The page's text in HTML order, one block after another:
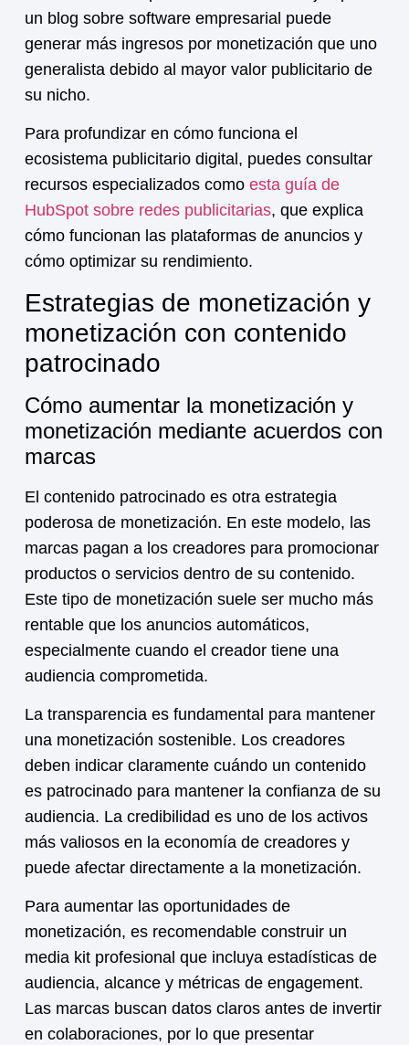
un blog sobre software empresarial puede
generar más ingresos por monetización que uno
generalista debido al mayor valor publicitario de
su nicho.
Para profundizar en cómo funciona el
ecosistema publicitario digital, puedes consultar
recursos especializados como esta guía de
HubSpot sobre redes publicitarias, que explica
cómo funcionan las plataformas de anuncios y
cómo optimizar su rendimiento.
Estrategias de monetización y
monetización con contenido
patrocinado
Cómo aumentar la monetización y
monetización mediante acuerdos con
marcas
El contenido patrocinado es otra estrategia
poderosa de monetización. En este modelo, las
marcas pagan a los creadores para promocionar
productos o servicios dentro de su contenido.
Este tipo de monetización suele ser mucho más
rentable que los anuncios automáticos,
especialmente cuando el creador tiene una
audiencia comprometida.
La transparencia es fundamental para mantener
una monetización sostenible. Los creadores
deben indicar claramente cuándo un contenido
es patrocinado para mantener la confianza de su
audiencia. La credibilidad es uno de los activos
más valiosos en la economía de creadores y
puede afectar directamente a la monetización.
Para aumentar las oportunidades de
monetización, es recomendable construir un
media kit profesional que incluya estadísticas de
audiencia, alcance y métricas de engagement.
Las marcas buscan datos claros antes de invertir
en colaboraciones, por lo que presentar